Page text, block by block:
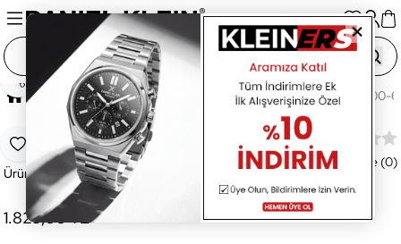
Ana Sayfa Saatler [Kategorisiz Ürünler] DK.2100-6
Favoriye Ekle
Paylaş
DK.2100-6 Digital Erkek Kol Saati
Ürün Kodu:DK.2100-6
Değerlendirme (0)
1.829,00 TL